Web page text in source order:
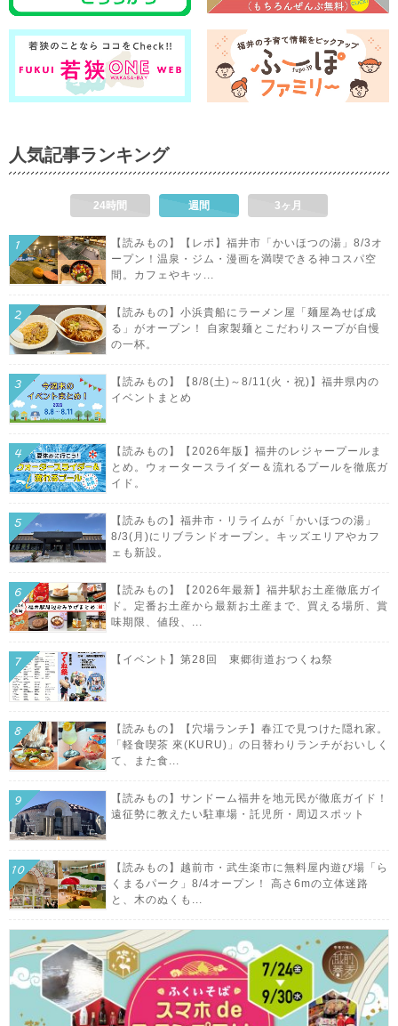
人気記事ランキング
24時間 週間 3ヶ月
【読みもの】【レポ】福井市「かいほつの湯」8/3オ
ープン！温泉・ジム・漫画を満喫できる神コスパ空
間。カフェやキッ...
【読みもの】小浜貴船にラーメン屋「麺屋為せば成
る」がオープン！ 自家製麺とこだわりスープが自慢
の一杯。
【読みもの】【8/8(土)～8/11(火・祝)】福井県内の
イベントまとめ
【読みもの】【2026年版】福井のレジャープールま
とめ。ウォータースライダー＆流れるプールを徹底ガ
イド。
【読みもの】福井市・リライムが「かいほつの湯」
8/3(月)にリブランドオープン。キッズエリアやカフ
ェも新設。
【読みもの】【2026年最新】福井駅お土産徹底ガイ
ド。定番お土産から最新お土産まで、買える場所、賞
味期限、値段、...
【イベント】第28回 東郷街道おつくね祭
【読みもの】【穴場ランチ】春江で見つけた隠れ家。
「軽食喫茶 來(KURU)」の日替わりランチがおいしく
て、また食...
【読みもの】サンドーム福井を地元民が徹底ガイド！
遠征勢に教えたい駐車場・託児所・周辺スポット
【読みもの】越前市・武生楽市に無料屋内遊び場「ら
くまるパーク」8/4オープン！ 高さ6mの立体迷路
と、木のぬくも...